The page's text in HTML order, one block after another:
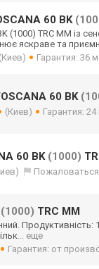
60 BK
(1000) TRC MM із
яскраве та
(Киев) Гарантия: 36
60 BK
(Киев) Гарантия: 24
60 BK (1000)
Пожаловаться
(1000) TRC MM
Продуктивність:
... еще
Гарантия: от